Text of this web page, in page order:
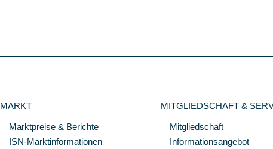
MARKT
Marktpreise & Berichte
ISN-Marktinformationen
MITGLIEDSCHAFT &
Mitgliedschaft
Informationsangebot